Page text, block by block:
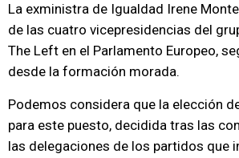
La exministra de Igualdad Irene
de las cuatro vicepresidencias del
The Left en el Parlamento Europeo,
desde la formación morada.
Podemos considera que la elección
para este puesto, decidida tras las
las delegaciones de los partidos que